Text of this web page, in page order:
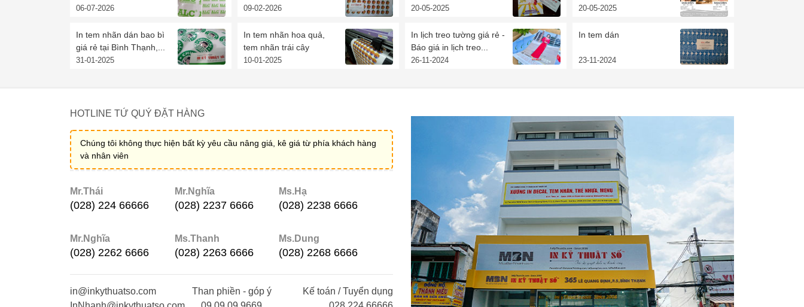
06-07-2026 09-02-2026 20-05-2025 20-05-2025
In tem nhãn dán bao bì
giá rẻ tại Bình Thạnh,...
31-01-2025
In tem nhãn hoa quả,
tem nhãn trái cây
10-01-2025
In lịch treo tường giá rẻ -
Báo giá in lịch treo...
26-11-2024
In tem dán
23-11-2024
HOTLINE TỨ QUÝ ĐẶT HÀNG
Chúng tôi không thực hiện bất kỳ yêu cầu nâng giá, kê giá từ phía khách hàng
và nhân viên
Mr.Thái
(028) 224 66666
Mr.Nghĩa
(028) 2237 6666
Ms.Hạ
(028) 2238 6666
Mr.Nghĩa
(028) 2262 6666
Ms.Thanh
(028) 2263 6666
Ms.Dung
(028) 2268 6666
in@inkythuatso.com
Than phiền - góp ý
Kế toán / Tuyển dụng